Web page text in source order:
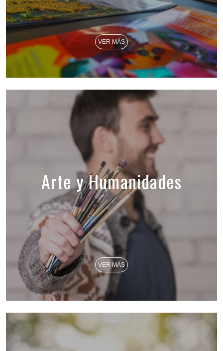
VER MÁS
Arte y Humanidades
VER MÁS